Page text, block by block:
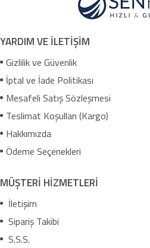
YARDIM VE İLETİŞİM
Gizlilik ve Güvenlik
İptal ve İade Politikası
Mesafeli Satış Sözleşmesi
Teslimat Koşulları (Kargo)
Hakkımızda
Ödeme Seçenekleri
MÜŞTERİ HİZMETLERİ
İletişim
Sipariş Takibi
S.S.S.